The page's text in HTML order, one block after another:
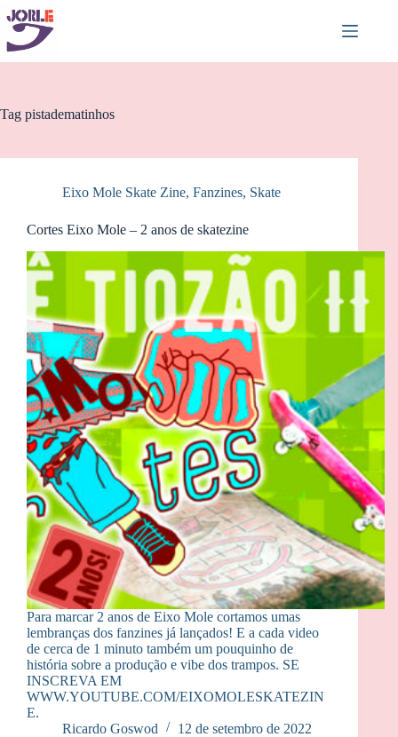
Pular
para
conteúdo
Tag pistadematinhos
Eixo Mole Skate Zine, Fanzines, Skate
Cortes Eixo Mole – 2 anos de skatezine
Para marcar 2 anos de Eixo Mole cortamos umas
lembranças dos fanzines já lançados! E a cada video
de cerca de 1 minuto também um pouquinho de
história sobre a produção e vibe dos trampos. SE
INSCREVA EM
WWW.YOUTUBE.COM/EIXOMOLESKATEZIN
E.
Ricardo Goswod
12 de setembro de 2022